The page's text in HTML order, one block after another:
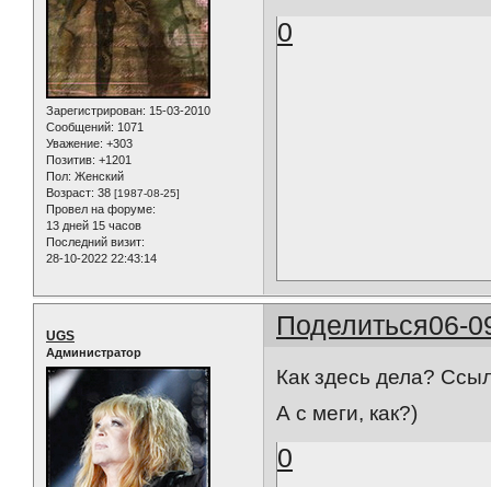
Зарегистрирован: 15-03-2010
Сообщений: 1071
Уважение: +303
Позитив: +1201
Пол: Женский
Возраст: 38 [1987-08-25]
Провел на форуме:
13 дней 15 часов
Последний визит:
28-10-2022 22:43:14
0
Поделиться06-
UGS
Администратор
Как здесь дела?
А с меги, как?)
0